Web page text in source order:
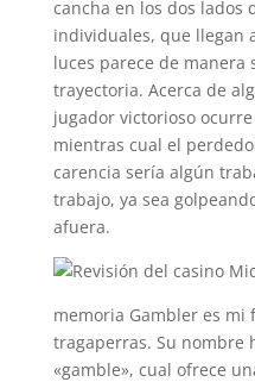
cancha en los dos lados
individuales, que llegan
luces parece de manera
trayectoria. Acerca de
jugador victorioso
mientras cual el
carencia serí­a algún
trabajo, ya sea
afuera.
memoria Gambler es mi
tragaperras. Su nombre
«gamble», cual ofrece